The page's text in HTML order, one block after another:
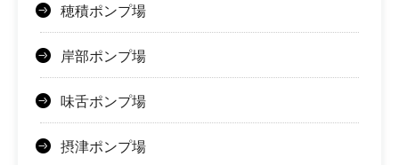
穂積ポンプ場
岸部ポンプ場
味舌ポンプ場
摂津ポンプ場